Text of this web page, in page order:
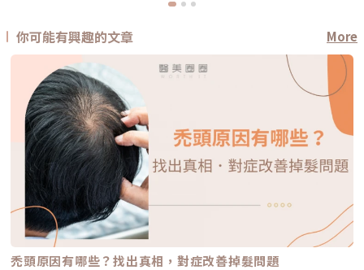
你可能有興趣的文章 More
禿頭原因有哪些？找出真相，對症改善掉髮問題